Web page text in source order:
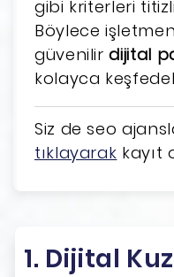
gibi kriterleri
Böylece
güvenilirdijital
kolayca
Siz de seo
tıklayarak kayıt
1. Dijital